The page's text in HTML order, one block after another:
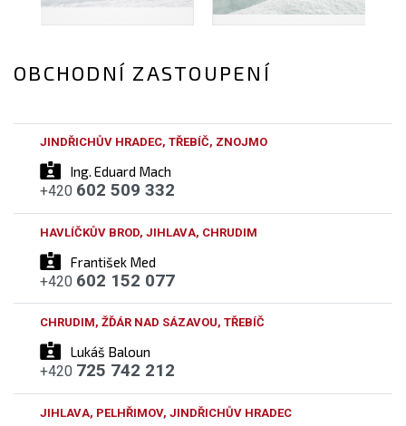
OBCHODNÍ ZASTOUPENÍ
Ing. Eduard Mach
JINDŘICHŮV HRADEC, TŘEBÍČ, ZNOJMO
+420 602 509 332
František Med
HAVLÍČKŮV BROD, JIHLAVA, CHRUDIM
+420 602 152 077
Lukáš Baloun
CHRUDIM, ŽĎÁR NAD SÁZAVOU, TŘEBÍČ
+420 725 742 212
JIHLAVA, PELHŘIMOV, JINDŘICHŮV HRADEC